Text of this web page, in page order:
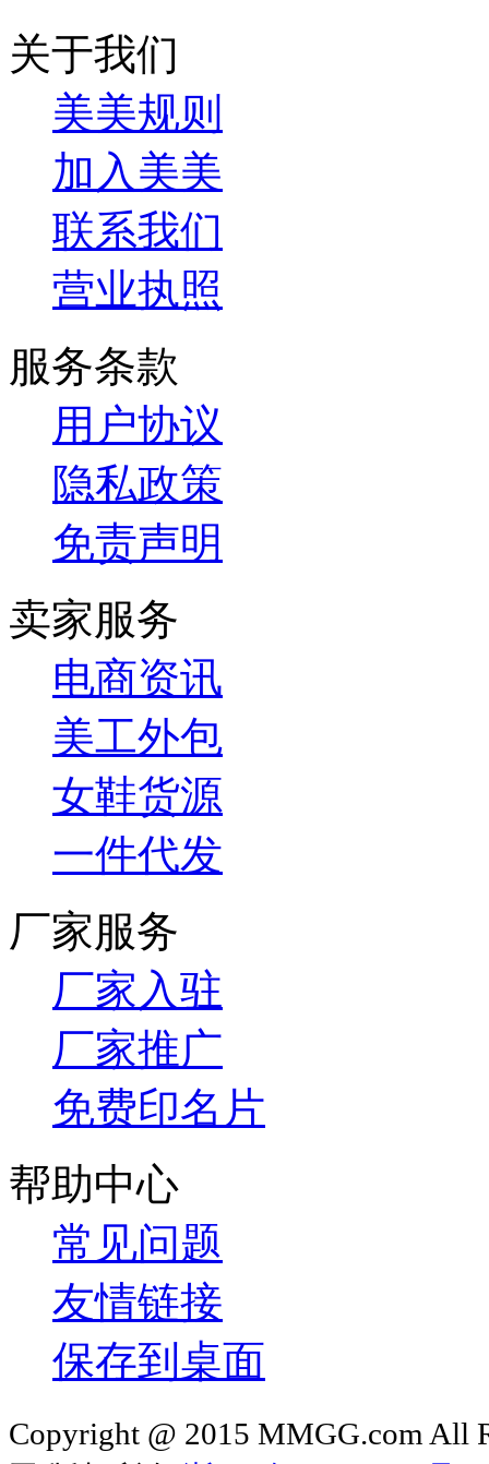
关于我们
美美规则
加入美美
联系我们
营业执照
服务条款
用户协议
隐私政策
免责声明
卖家服务
电商资讯
美工外包
女鞋货源
一件代发
厂家服务
厂家入驻
厂家推广
免费印名片
帮助中心
常见问题
友情链接
保存到桌面
Copyright @ 2015 MMGG.com All